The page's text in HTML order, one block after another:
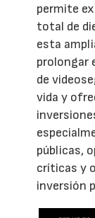
permite
total de
esta
prolongar
de
vida y
públicas,
críticas y
inversión